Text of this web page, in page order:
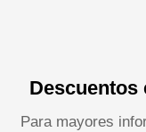
Para mayores